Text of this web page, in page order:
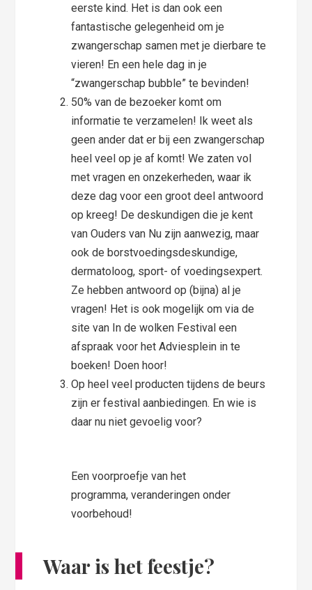
eerste kind. Het is dan ook een
fantastische gelegenheid om je
zwangerschap samen met je dierbare te
vieren! En een hele dag in je
“zwangerschap bubble” te bevinden!
50% van de bezoeker komt om
informatie te verzamelen! Ik weet als
geen ander dat er bij een zwangerschap
heel veel op je af komt! We zaten vol
met vragen en onzekerheden, waar ik
deze dag voor een groot deel antwoord
op kreeg! De deskundigen die je kent
van Ouders van Nu zijn aanwezig, maar
ook de borstvoedingsdeskundige,
dermatoloog, sport- of voedingsexpert.
Ze hebben antwoord op (bijna) al je
vragen! Het is ook mogelijk om via de
site van In de wolken Festival een
afspraak voor het Adviesplein in te
boeken! Doen hoor!
Op heel veel producten tijdens de beurs
zijn er festival aanbiedingen. En wie is
daar nu niet gevoelig voor?
Een voorproefje van het
programma, veranderingen onder
voorbehoud!
Waar is het feestje?